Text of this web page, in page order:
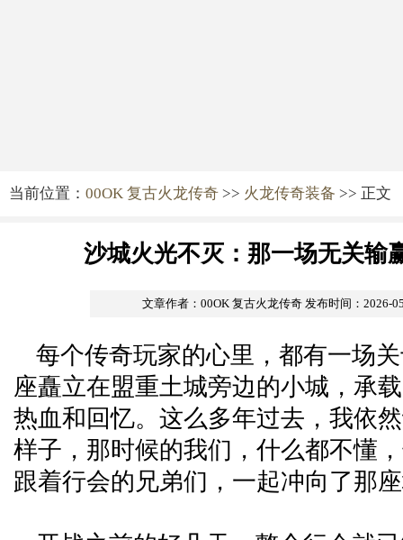
当前位置： 00OK 复古火龙传奇 >> 火龙传奇装备 >> 正文
沙城火光不灭：那一场无关输
文章作者：00OK 复古火龙传奇 发布时间：2026-
每个传奇玩家的心里，都有一场
座矗立在盟重土城旁边的小城，承
热血和回忆。这么多年过去，我依
样子，那时候的我们，什么都不懂
跟着行会的兄弟们，一起冲向了那